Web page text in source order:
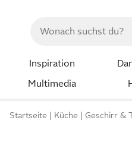
Inspiration
Multimedia
Startseite Küche Geschirr &